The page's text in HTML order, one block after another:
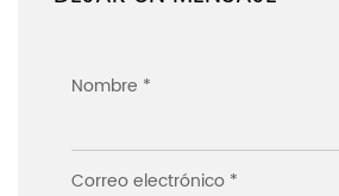
Nombre *
Correo electrónico *